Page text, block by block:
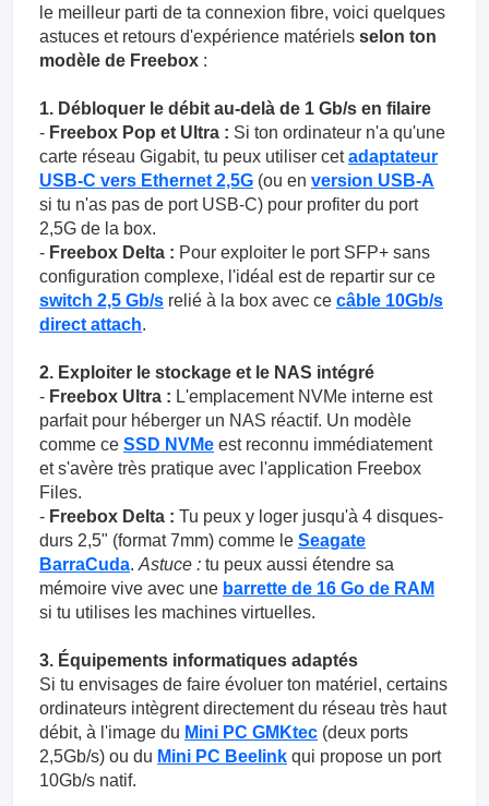
le meilleur parti de ta connexion fibre, voici quelques
astuces et retours d'expérience matériels selon ton
modèle de Freebox :
1. Débloquer le débit au-delà de 1 Gb/s en filaire
- Freebox Pop et Ultra : Si ton ordinateur n'a qu'une
carte réseau Gigabit, tu peux utiliser cetadaptateur
USB-C vers Ethernet 2,5G (ou en version USB-A
si tu n'as pas de port USB-C) pour profiter du port
2,5G de la box.
- Freebox Delta : Pour exploiter le port SFP+ sans
configuration complexe, l'idéal est de repartir sur ce
switch 2,5 Gb/s relié à la box avec ce câble 10Gb/s
direct attach.
2. Exploiter le stockage et le NAS intégré
- Freebox Ultra : L'emplacement NVMe interne est
parfait pour héberger un NAS réactif. Un modèle
comme ce SSD NVMe est reconnu immédiatement
et s'avère très pratique avec l'application Freebox
Files.
- Freebox Delta : Tu peux y loger jusqu'à 4 disques-
durs 2,5" (format 7mm) comme le Seagate
BarraCuda. Astuce : tu peux aussi étendre sa
mémoire vive avec une barrette de 16 Go de RAM
si tu utilises les machines virtuelles.
3. Équipements informatiques adaptés
Si tu envisages de faire évoluer ton matériel, certains
ordinateurs intègrent directement du réseau très haut
débit, à l'image du Mini PC GMKtec (deux ports
2,5Gb/s) ou du Mini PC Beelink qui propose un port
10Gb/s natif.